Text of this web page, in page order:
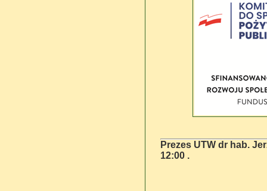
Prezes UTW dr hab.
12:00 .